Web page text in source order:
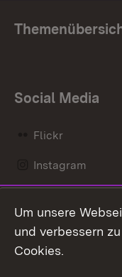
Social Media
Flickr
Instagram
Mastodon
Messenger
Um unsere
und verbessern
Cookies.